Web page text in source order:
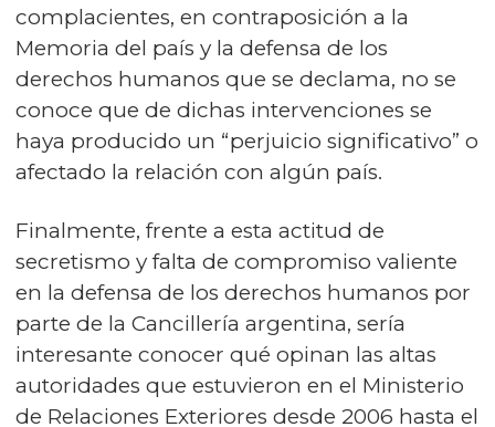
complacientes, en contraposición a la
Memoria del país y la defensa de los
derechos humanos que se declama, no se
conoce que de dichas intervenciones se
haya producido un “perjuicio significativo” o
afectado la relación con algún país.
Finalmente, frente a esta actitud de
secretismo y falta de compromiso valiente
en la defensa de los derechos humanos por
parte de la Cancillería argentina, sería
interesante conocer qué opinan las altas
autoridades que estuvieron en el Ministerio
de Relaciones Exteriores desde 2006 hasta el